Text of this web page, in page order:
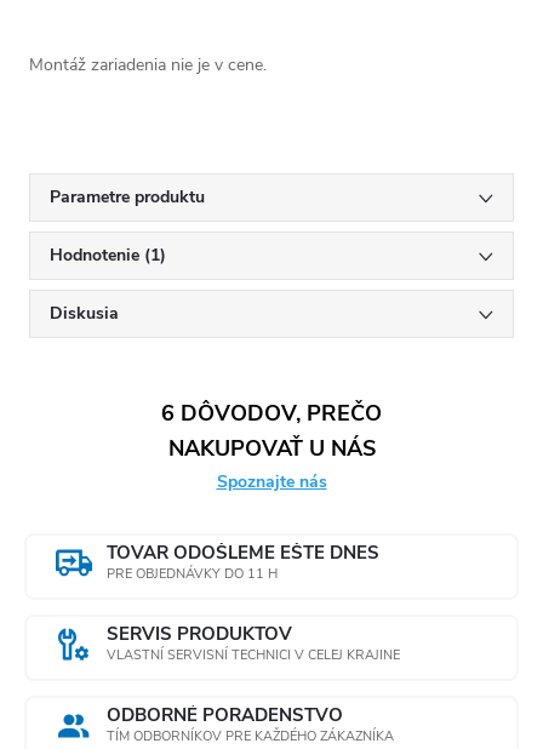
Montáž zariadenia nie je v cene.
Parametre produktu
Hodnotenie (1)
Diskusia
6 DÔVODOV, PREČO
NAKUPOVAŤ U NÁS
Spoznajte nás
TOVAR ODOŠLEME EŠTE DNES
PRE OBJEDNÁVKY DO 11 H
SERVIS PRODUKTOV
VLASTNÍ SERVISNÍ TECHNICI V CELEJ KRAJINE
ODBORNÉ PORADENSTVO
TÍM ODBORNÍKOV PRE KAŽDÉHO ZÁKAZNÍKA